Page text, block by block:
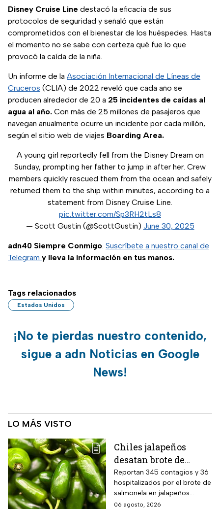
Disney Cruise Line destacó la eficacia de sus
protocolos de seguridad y señaló que están
comprometidos con el bienestar de los huéspedes. Hasta
el momento no se sabe con certeza qué fue lo que
provocó la caída de la niña.
Un informe de la Asociación Internacional de Líneas de
Cruceros (CLIA) de 2022 reveló que cada año se
producen alrededor de 20 a 25 incidentes de caídas al
agua al año. Con más de 25 millones de pasajeros que
navegan anualmente ocurre un incidente por cada millón,
según el sitio web de viajes Boarding Area.
A young girl reportedly fell from the Disney Dream on
Sunday, prompting her father to jump in after her. Crew
members quickly rescued them from the ocean and safely
returned them to the ship within minutes, according to a
statement from Disney Cruise Line.
pic.twitter.com/Sp3RH2tLs8
— Scott Gustin (@ScottGustin) June 30, 2025
adn40 Siempre Conmigo. Suscríbete a nuestro canal de
Telegram y lleva la información en tus manos.
Tags relacionados
Estados Unidos
¡No te pierdas nuestro contenido,
sigue a adn Noticias en Google
News!
LO MÁS VISTO
Chiles jalapeños
desatan brote de
salmonella en 27
estados de EUA
Reportan 345 contagios y 36
hospitalizados por el brote de
salmonela en jalapeños
exportados desde México
06 agosto, 2026